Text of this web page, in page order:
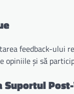
feedback-
opiniile și să
Suportul